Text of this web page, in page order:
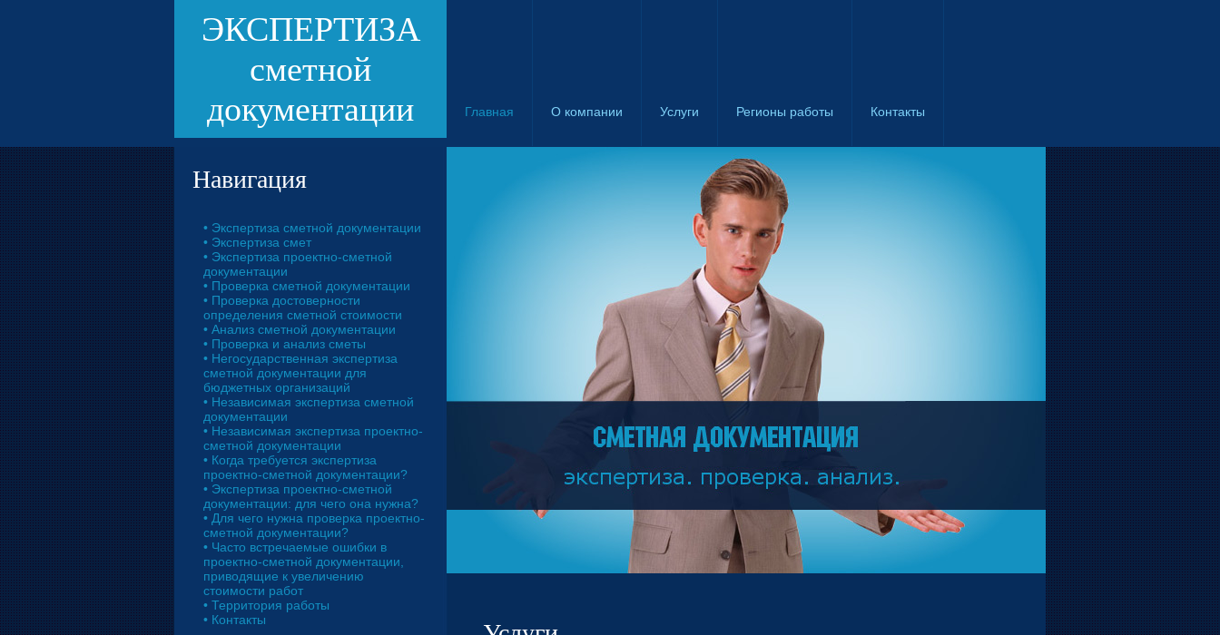
ЭКСПЕРТИЗА
сметной
документации
Главная О компании Услуги Регионы работы Контакты
Навигация
• Экспертиза сметной документации
• Экспертиза смет
• Экспертиза проектно-сметной
документации
• Проверка сметной документации
• Проверка достоверности
определения сметной стоимости
• Анализ сметной документации
• Проверка и анализ сметы
• Негосударственная экспертиза
сметной документации для
бюджетных организаций
• Независимая экспертиза сметной
документации
• Независимая экспертиза проектно-
сметной документации
• Когда требуется экспертиза
проектно-сметной документации?
• Экспертиза проектно-сметной
документации: для чего она нужна?
• Для чего нужна проверка проектно-
сметной документации?
• Часто встречаемые ошибки в
проектно-сметной документации,
приводящие к увеличению
стоимости работ
• Территория работы
• Контакты